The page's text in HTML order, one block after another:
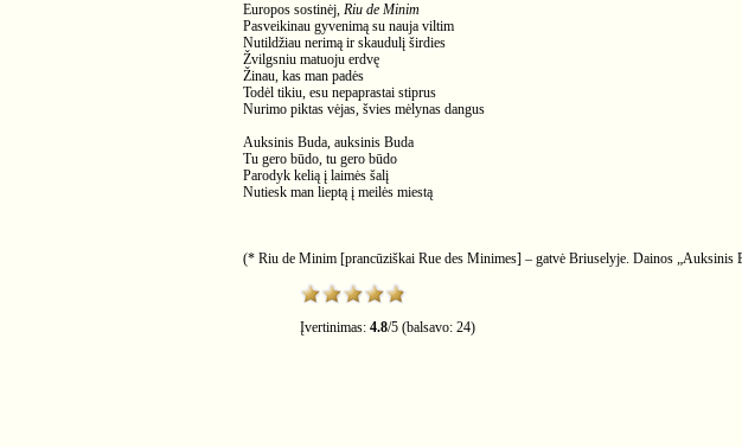
Europos sostinėj, Riu de Minim
Pasveikinau gyvenimą su nauja viltim
Nutildžiau nerimą ir skaudulį širdies
Žvilgsniu matuoju erdvę
Žinau, kas man padės
Todėl tikiu, esu nepaprastai stiprus
Nurimo piktas vėjas, švies mėlynas dangus
Auksinis Buda, auksinis Buda
Tu gero būdo, tu gero būdo
Parodyk kelią į laimės šalį
Nutiesk man lieptą į meilės miestą
(* Riu de Minim [prancūziškai Rue des Minimes] – gatvė Briuselyje. Dainos „Auksinis
Įvertinimas: 4.8/5 (balsavo: 24)